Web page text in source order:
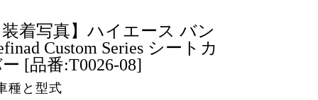
着写真】ハイエース バン
Custom Series シートカ
[品番:T0026-08]
種と型式